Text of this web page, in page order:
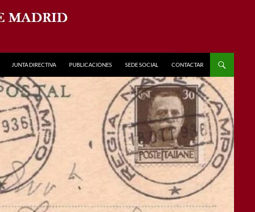
JUNTA DIRECTIVA PUBLICACIONES SEDE SOCIAL CONTACTAR